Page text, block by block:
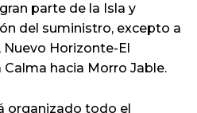
parte de la Isla y
del suministro, excepto a
Nuevo Horizonte-El
hacia Morro Jable.
organizado todo el